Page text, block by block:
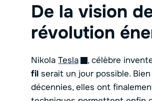
De la vision
révolution
Nikola Tesla , célèbre
fil serait un jour possible.
décennies, elles ont